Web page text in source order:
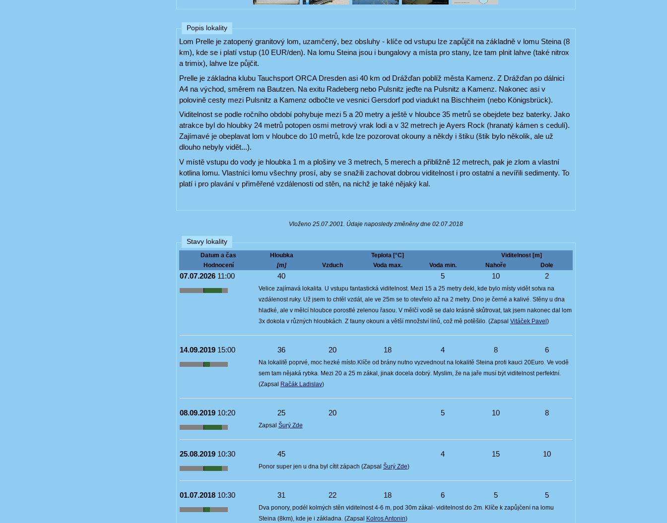
Popis lokality
Lom Prelle je zatopený granitový lom, uzamčený, bez obsluhy - klíče od vstupu lze zapůjčit na základně v lomu Steina (8
km), kde se i platí vstup (10 EUR/den). Na lomu Steina jsou i bungalovy a místa pro stany, lze tam plnit lahve (také nitrox
a trimix), lahve lze půjčit.
Prelle je základna klubu Tauchsport ORCA Dresden asi 40 km od Drážďan poblíž města Kamenz. Z Drážďan po dálnici
A4 na východ, směrem na Bautzen. Na exitu Radeberg nebo Pulsnitz jeďte na Pulsnitz a Kamenz. Nakonec asi v
polovině cesty mezi Pulsnitz a Kamenz odbočte ve vesnici Gersdorf pod viadukt na Bischheim (nebo Königsbrück).
Viditelnost se podle ročního období pohybuje mezi 5 a 20 metry a ještě v hloubce 35 metrů se obejdete bez baterky. Jako
atrakce byl do hloubky 24 metrů potopen osmi metrový vrak lodi a v 32 metrech je Ayers Rock (hranatý kámen s cedulí).
Zajímavé je obeplavat lom v hloubce do 10 metrů, kde lze pozorovat okouny a někdy i štiku (štik bylo několik, ale už
dlouho nebyly vidět...).
V místě vstupu do vody je hloubka 1 m a plošiny ve 3 metrech, 5 merech a přibližně 12 metrech, pak je zlom a vlastní
kotlina lomu. Vlastníci lomu všechny prosí, aby se snažili zachovat dobrou viditelnost i pro ostatní a nevířili sedimenty. To
platí i pro plavání v přiměřené vzdálenosti od stěn, na nichž je také nějaký kal.
Vloženo 25.07.2001. Údaje naposledy změněny dne 02.07.2018
Stavy lokality
Datum a čas Hloubka Teplota [°C]
Viditelnost [m]
Hodnocení
[m] Vzduch Voda max. Voda min. Nahoře Dole
07.07.202611:00 40 5 10 2
Velice zajímavá lokalita. U vstupu fantastická viditelnost. Mezi 15 a 25 metry dekl, kde bylo místy vidět sotva na
vzdálenost ruky. Už jsem to chtěl vzdát, ale ve 25m se to otevřelo až na 2 metry. Dno je černé a kalivé. Stěny u dna
hladké, ale v mělcí hloubce porostlé zelenou řasou. V mělčí vodě se dalo krásně skůtrovat, tak jsem nakonec dal lom
3x dokola v různých hloubkách. Z fauny okouni a větší množství línů, což mě potěšilo. (Zapsal Vitáček Pavel)
14.09.201915:00 36 20 18 4 8 6
Na lokalitě poprvé, moc hezké místo.Klíče od brány nutno vyzvednout na lokalitě Steina proti kauci 20Euro. Ve vodě
sem tam nějaká rybka. Mezi 20 a 25 m zákal, jinak docela dobrý. Myslim, že na jaře musí být viditelnost perfektní.
(Zapsal Račák Ladislav)
08.09.201910:20 25 20 5 10 8
Zapsal Šurý Zde
25.08.201910:30 45 4 15 10
Ponor super jen u dna byl cítit zápach (Zapsal Šurý Zde)
01.07.201810:30 31 22 18 6 5 5
Dva ponory, podél kolmých stěn viditelnost 4-6 m, pod 30m zákal- viditelnost do 2m. Klíče k zapůjčení na lomu
Steina (8km), kde je i základna. (Zapsal Kolros Antonin)